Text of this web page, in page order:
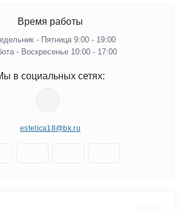
Время работы
- Пятница 9:00 - 19:00
- Воскресенье 10:00 - 17:00
в социальных сетях:
estetica18@bk.ru